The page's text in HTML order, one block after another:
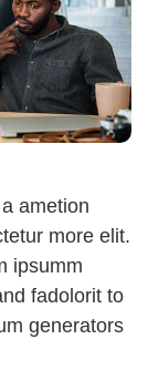
ametion
more elit.
ipsumm
fadolorit to
generators